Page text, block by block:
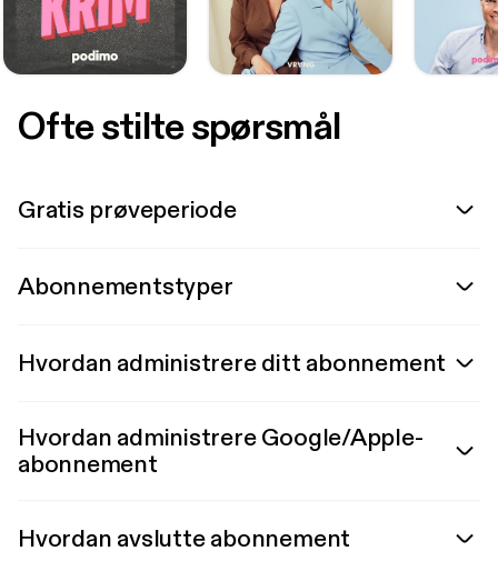
Ofte stilte spørsmål
Gratis prøveperiode
Abonnementstyper
Hvordan administrere ditt abonnement
Hvordan administrere Google/Apple-
abonnement
Hvordan avslutte abonnement